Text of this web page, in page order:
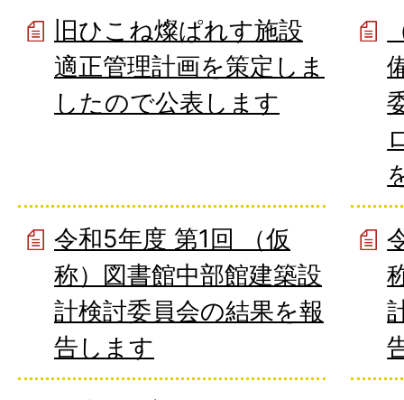
旧ひこね燦ぱれす施設
適正管理計画を策定しま
したので公表します
令和5年度 第1回 （仮
称）図書館中部館建築設
計検討委員会の結果を報
告します